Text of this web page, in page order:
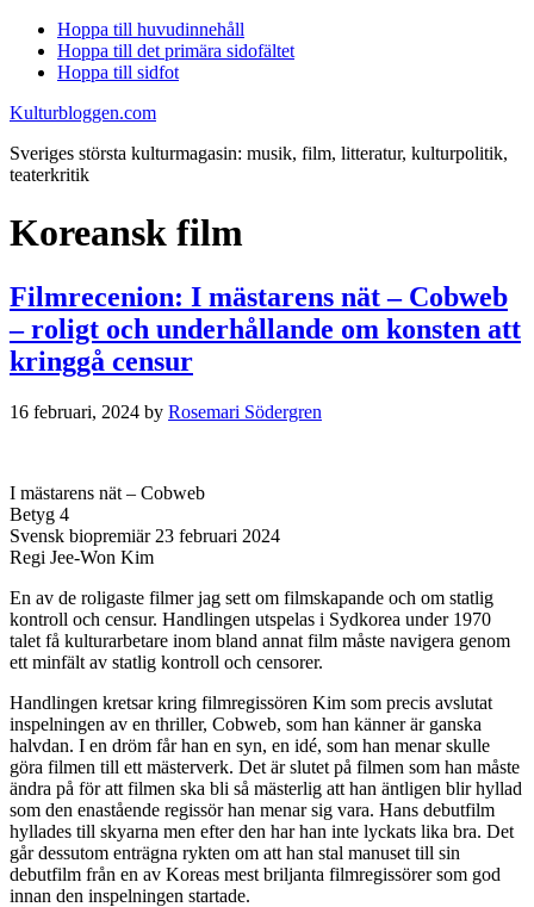
Hoppa till huvudinnehåll
Hoppa till det primära sidofältet
Hoppa till sidfot
Kulturbloggen.com
Sveriges största kulturmagasin: musik, film, litteratur, kulturpolitik,
teaterkritik
Koreansk film
Filmrecenion: I mästarens nät – Cobweb
– roligt och underhållande om konsten att
kringgå censur
16 februari, 2024 by Rosemari Södergren
I mästarens nät – Cobweb
Betyg 4
Svensk biopremiär 23 februari 2024
Regi Jee-Won Kim
En av de roligaste filmer jag sett om filmskapande och om statlig
kontroll och censur. Handlingen utspelas i Sydkorea under 1970
talet få kulturarbetare inom bland annat film måste navigera genom
ett minfält av statlig kontroll och censorer.
Handlingen kretsar kring filmregissören Kim som precis avslutat
inspelningen av en thriller, Cobweb, som han känner är ganska
halvdan. I en dröm får han en syn, en idé, som han menar skulle
göra filmen till ett mästerverk. Det är slutet på filmen som han måste
ändra på för att filmen ska bli så mästerlig att han äntligen blir hyllad
som den enastående regissör han menar sig vara. Hans debutfilm
hyllades till skyarna men efter den har han inte lyckats lika bra. Det
går dessutom enträgna rykten om att han stal manuset till sin
debutfilm från en av Koreas mest briljanta filmregissörer som god
innan den inspelningen startade.